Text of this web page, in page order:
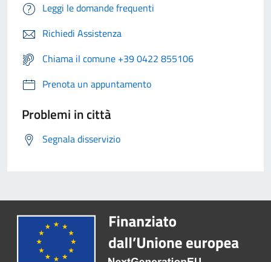
Leggi le domande frequenti
Richiedi Assistenza
Chiama il comune +39 0422 855106
Prenota un appuntamento
Problemi in città
Segnala disservizio